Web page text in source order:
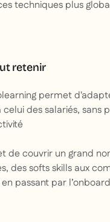
techniques plus
retenir
permet
des salariés, sans
de couvrir un grand
des softs skills aux
passant par